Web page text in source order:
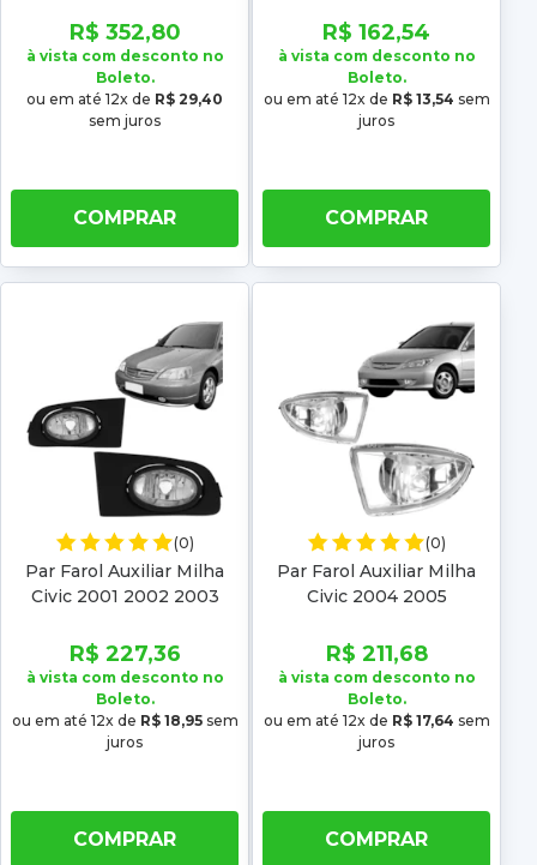
R$ 352,80
à vista com desconto no
Boleto.
ou em até 12x de R$ 29,40
sem juros
COMPRAR
R$ 162,54
à vista com desconto no
Boleto.
ou em até 12x de R$ 13,54 sem
juros
COMPRAR
(0)
Par Farol Auxiliar Milha
Civic 2001 2002 2003
R$ 227,36
à vista com desconto no
Boleto.
ou em até 12x de R$ 18,95sem
juros
COMPRAR
(0)
Par Farol Auxiliar Milha
Civic 2004 2005
R$ 211,68
à vista com desconto no
Boleto.
ou em até 12x de R$ 17,64 sem
juros
COMPRAR